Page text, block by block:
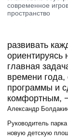
развивать
главная
времени года,
программы и
комфортным,
Александр
Руководитель
новую детскую